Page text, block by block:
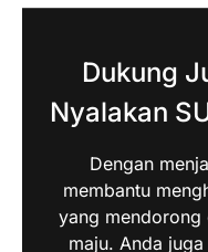
Dukung
Nyalakan
Dengan
membantu
yang mendorong
maju. Anda